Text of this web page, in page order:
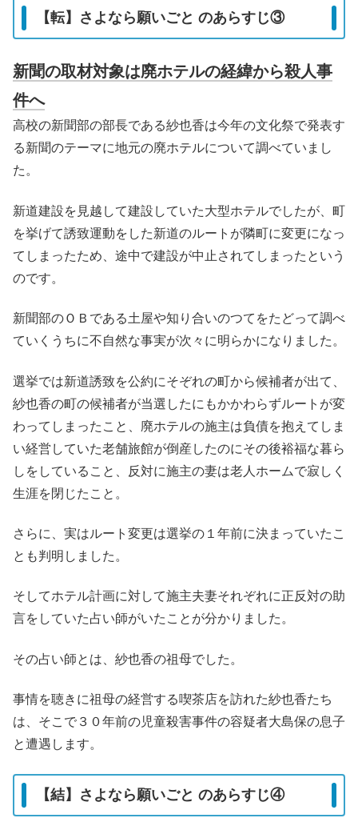
【転】さよなら願いごと のあらすじ③
新聞の取材対象は廃ホテルの経緯から殺人事
件へ
高校の新聞部の部長である紗也香は今年の文化祭で発表す
る新聞のテーマに地元の廃ホテルについて調べていまし
た。
新道建設を見越して建設していた大型ホテルでしたが、町
を挙げて誘致運動をした新道のルートが隣町に変更になっ
てしまったため、途中で建設が中止されてしまったという
のです。
新聞部のＯＢである土屋や知り合いのつてをたどって調べ
ていくうちに不自然な事実が次々に明らかになりました。
選挙では新道誘致を公約にそぞれの町から候補者が出て、
紗也香の町の候補者が当選したにもかかわらずルートが変
わってしまったこと、廃ホテルの施主は負債を抱えてしま
い経営していた老舗旅館が倒産したのにその後裕福な暮ら
しをしていること、反対に施主の妻は老人ホームで寂しく
生涯を閉じたこと。
さらに、実はルート変更は選挙の１年前に決まっていたこ
とも判明しました。
そしてホテル計画に対して施主夫妻それぞれに正反対の助
言をしていた占い師がいたことが分かりました。
その占い師とは、紗也香の祖母でした。
事情を聴きに祖母の経営する喫茶店を訪れた紗也香たち
は、そこで３０年前の児童殺害事件の容疑者大島保の息子
と遭遇します。
【結】さよなら願いごと のあらすじ④